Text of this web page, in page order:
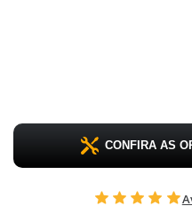
CONFIRA AS